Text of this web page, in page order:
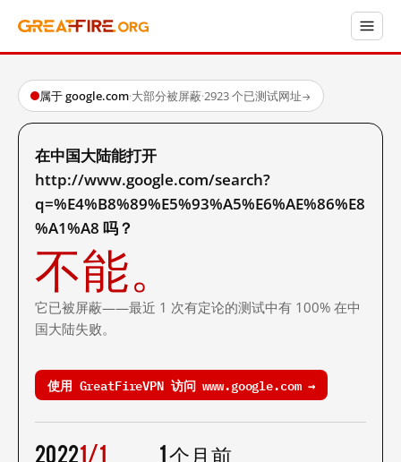
属于 google.com·大部分被屏蔽·2923 个已测试网址→
在中国大陆能打开
http://www.google.com/search?
q=%E4%B8%89%E5%93%A5%E6%AE%86%E8
%A1%A8 吗？
不能。
它已被屏蔽——最近 1 次有定论的测试中有 100% 在中
国大陆失败。
使用 GreatFireVPN 访问 www.google.com →
20221/1 1 个月前